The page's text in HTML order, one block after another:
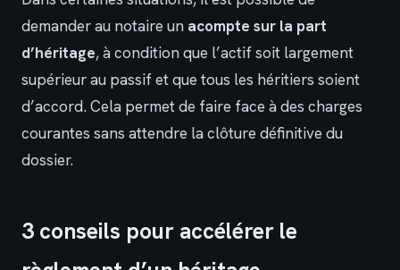
demander au notaire un acompte sur la part
d’héritage, à condition que l’actif soit largement
supérieur au passif et que tous les héritiers soient
d’accord. Cela permet de faire face à des charges
courantes sans attendre la clôture définitive du
dossier.
3 conseils pour accélérer le